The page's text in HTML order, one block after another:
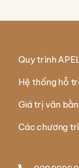
Quy trình
Hệ thống hỗ
Giá trị văn
Các chương